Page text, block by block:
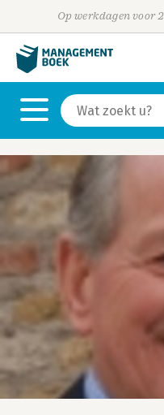
Op werkdagen voor